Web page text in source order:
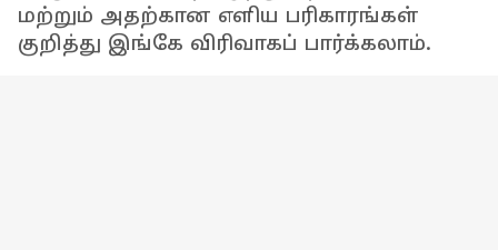
மற்றும் அதற்கான எளிய பரிகாரங்கள்
குறித்து இங்கே விரிவாகப் பார்க்கலாம்.